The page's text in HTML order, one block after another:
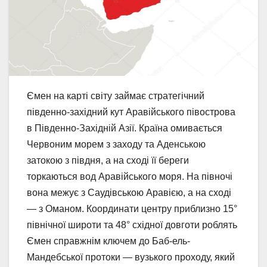
Ємен на карті світу займає стратегічний
південно-західний кут Аравійського півострова
в Південно-Західній Азії. Країна омивається
Червоним морем з заходу та Аденською
затокою з півдня, а на сході її береги
торкаються вод Аравійського моря. На півночі
вона межує з Саудівською Аравією, а на сході
— з Оманом. Координати центру приблизно 15°
північної широти та 48° східної довготи роблять
Ємен справжнім ключем до Баб-ель-
Мандебської протоки — вузького проходу, який